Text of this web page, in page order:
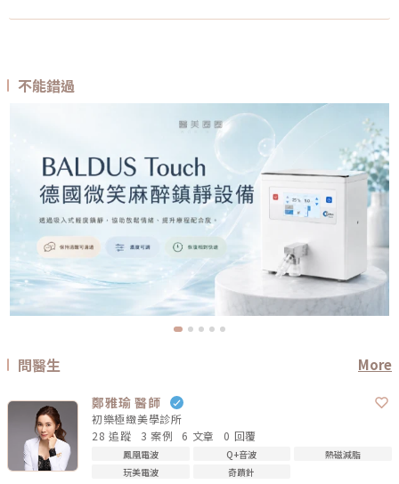
不能錯過
問醫生 More
鄭雅瑜 醫師
初樂極緻美學診所
28 追蹤
3 案例 6 文章 0 回覆
鳳凰電波 Q+音波
熱磁減脂
玩美電波
奇蹟針